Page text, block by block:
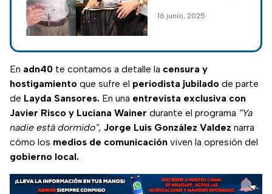
en el estado de
Layda Sansores de
cerrar medios de
comunicación.
16 junio, 2025
En adn40 te contamos a detalle la censura y
hostigamiento que sufre el periodista jubilado de parte
de Layda Sansores. En una entrevista exclusiva con
Javier Risco y Luciana Wainer durante el programa “Ya
nadie está dormido”, Jorge Luis González Valdez narra
cómo los medios de comunicación viven la opresión del
gobierno local.